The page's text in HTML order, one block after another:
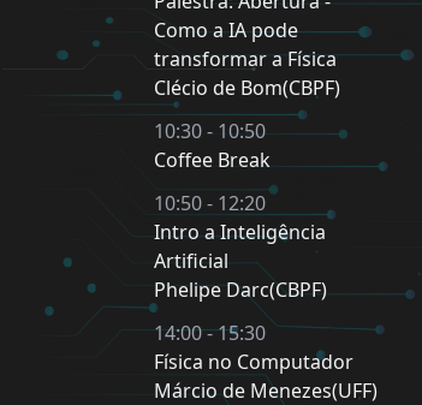
Como a IA pode
transformar a Física
Clécio de Bom(CBPF)
10:30 - 10:50
Coffee Break
10:50 - 12:20
Intro a Inteligência
Artificial
Phelipe Darc(CBPF)
14:00 - 15:30
Física no Computador
Márcio de Menezes(UFF)